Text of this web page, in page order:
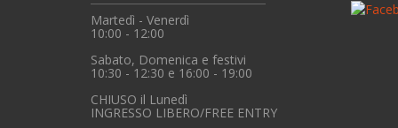
Martedì - Venerdì
10:00 - 12:00
Sabato, Domenica e festivi
10:30 - 12:30 e 16:00 - 19:00
CHIUSO il Lunedì
INGRESSO LIBERO/FREE ENTRY